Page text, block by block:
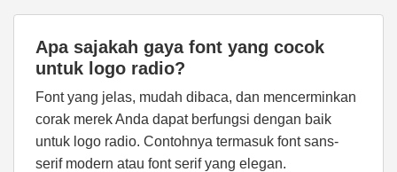
Apa sajakah gaya font yang cocok
untuk logo radio?
Font yang jelas, mudah dibaca, dan mencerminkan
corak merek Anda dapat berfungsi dengan baik
untuk logo radio. Contohnya termasuk font sans-
serif modern atau font serif yang elegan.